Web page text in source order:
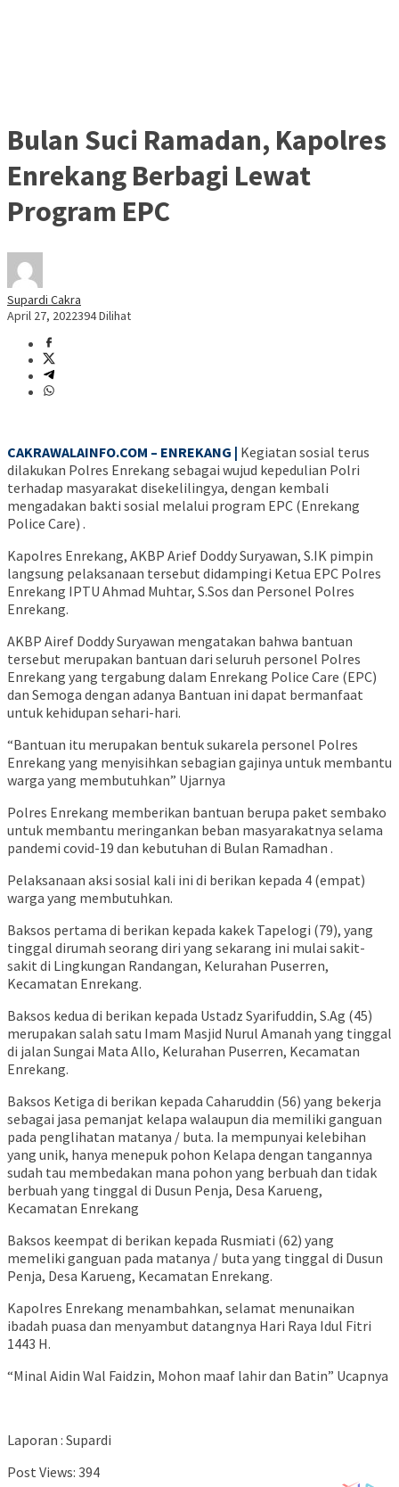
Bulan Suci Ramadan, Kapolres
Enrekang Berbagi Lewat
Program EPC
Supardi Cakra
April 27, 2022394 Dilihat
CAKRAWALAINFO.COM – ENREKANG | Kegiatan sosial terus
dilakukan Polres Enrekang sebagai wujud kepedulian Polri
terhadap masyarakat disekelilingya, dengan kembali
mengadakan bakti sosial melalui program EPC (Enrekang
Police Care) .
Kapolres Enrekang, AKBP Arief Doddy Suryawan, S.IK pimpin
langsung pelaksanaan tersebut didampingi Ketua EPC Polres
Enrekang IPTU Ahmad Muhtar, S.Sos dan Personel Polres
Enrekang.
AKBP Airef Doddy Suryawan mengatakan bahwa bantuan
tersebut merupakan bantuan dari seluruh personel Polres
Enrekang yang tergabung dalam Enrekang Police Care (EPC)
dan Semoga dengan adanya Bantuan ini dapat bermanfaat
untuk kehidupan sehari-hari.
“Bantuan itu merupakan bentuk sukarela personel Polres
Enrekang yang menyisihkan sebagian gajinya untuk membantu
warga yang membutuhkan” Ujarnya
Polres Enrekang memberikan bantuan berupa paket sembako
untuk membantu meringankan beban masyarakatnya selama
pandemi covid-19 dan kebutuhan di Bulan Ramadhan .
Pelaksanaan aksi sosial kali ini di berikan kepada 4 (empat)
warga yang membutuhkan.
Baksos pertama di berikan kepada kakek Tapelogi (79), yang
tinggal dirumah seorang diri yang sekarang ini mulai sakit-
sakit di Lingkungan Randangan, Kelurahan Puserren,
Kecamatan Enrekang.
Baksos kedua di berikan kepada Ustadz Syarifuddin, S.Ag (45)
merupakan salah satu Imam Masjid Nurul Amanah yang tinggal
di jalan Sungai Mata Allo, Kelurahan Puserren, Kecamatan
Enrekang.
Baksos Ketiga di berikan kepada Caharuddin (56) yang bekerja
sebagai jasa pemanjat kelapa walaupun dia memiliki ganguan
pada penglihatan matanya / buta. Ia mempunyai kelebihan
yang unik, hanya menepuk pohon Kelapa dengan tangannya
sudah tau membedakan mana pohon yang berbuah dan tidak
berbuah yang tinggal di Dusun Penja, Desa Karueng,
Kecamatan Enrekang
Baksos keempat di berikan kepada Rusmiati (62) yang
memeliki ganguan pada matanya / buta yang tinggal di Dusun
Penja, Desa Karueng, Kecamatan Enrekang.
Kapolres Enrekang menambahkan, selamat menunaikan
ibadah puasa dan menyambut datangnya Hari Raya Idul Fitri
1443 H.
“Minal Aidin Wal Faidzin, Mohon maaf lahir dan Batin” Ucapnya
Laporan : Supardi
Post Views: 394